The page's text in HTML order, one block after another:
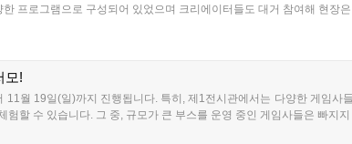
프로그램으로 구성되어 있었으며 크리에이터들도 대거 참여해 현장
모!
월 19일(일)까지 진행됩니다. 특히, 제1전시관에서는 다양한 게임사
할 수 있습니다. 그 중, 규모가 큰 부스를 운영 중인 게임사들은 빠지